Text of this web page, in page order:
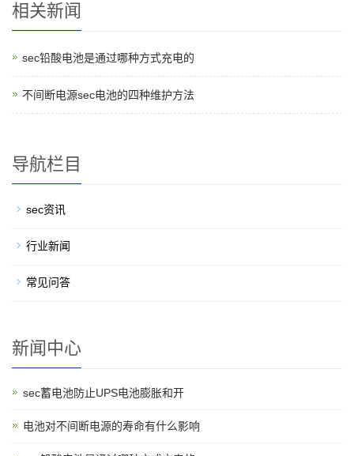
相关新闻
sec铅酸电池是通过哪种方式充电的
不间断电源sec电池的四种维护方法
导航栏目
sec资讯
行业新闻
常见问答
新闻中心
sec蓄电池防止UPS电池膨胀和开
电池对不间断电源的寿命有什么影响